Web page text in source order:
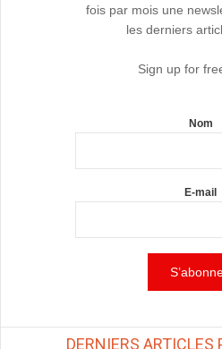
fois par mois une
les derniers
Sign up for
Nom
E-mail
DERNIERS ARTICLES